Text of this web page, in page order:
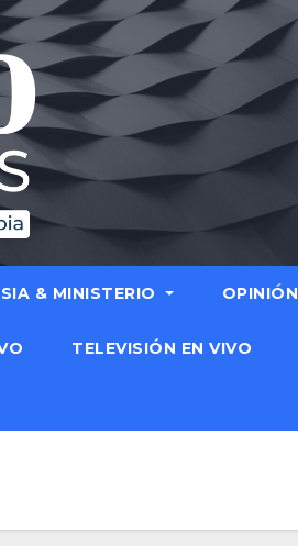
& MINISTERIO OPINIÓN
TELEVISIÓN EN VIVO